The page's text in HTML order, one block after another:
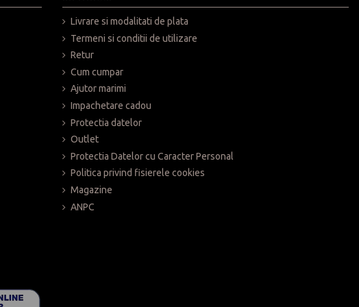
Livrare si modalitati de plata
Termeni si conditii de utilizare
Retur
Cum cumpar
Ajutor marimi
Impachetare cadou
Protectia datelor
Outlet
Protectia Datelor cu Caracter Personal
Politica privind fisierele cookies
Magazine
ANPC